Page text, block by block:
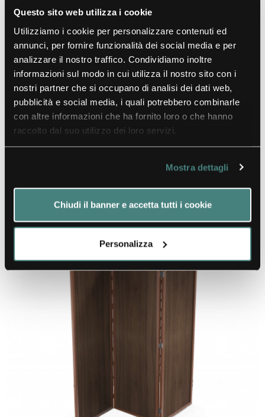
Questo sito web utilizza i cookie
Utilizziamo i cookie per personalizzare contenuti ed
annunci, per fornire funzionalità dei social media e per
analizzare il nostro traffico. Condividiamo inoltre
informazioni sul modo in cui utilizza il nostro sito con i
nostri partner che si occupano di analisi dei dati web,
pubblicità e social media, i quali potrebbero combinarle
con altre informazioni che ha fornito loro o che hanno
raccolto dal suo utilizzo dei loro servizi.
Mostra dettagli
Chiudi il banner e accetta tutti i cookie
Personalizza
Welcome Desk